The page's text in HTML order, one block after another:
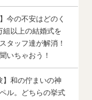
今の不安はどのく
組以上の結婚式を
タッフ達が解消！
いちゃおう！
】和の佇まいの神
ル。どちらの挙式